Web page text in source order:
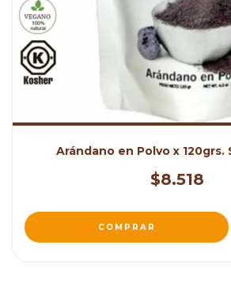
Arándano en Polvo x 120grs.
$8.518